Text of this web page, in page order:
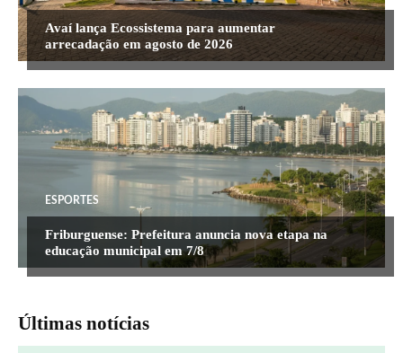
Avaí lança Ecossistema para aumentar
arrecadação em agosto de 2026
ESPORTES
Friburguense: Prefeitura anuncia nova etapa na
educação municipal em 7/8
Últimas notícias